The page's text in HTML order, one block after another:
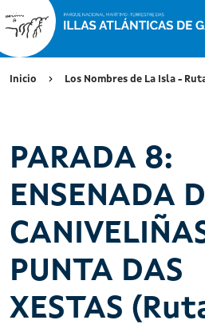
Inicio Los Nombres de La Isla -
PARADA 8:
ENSENADA
PUNTA DAS
XESTAS